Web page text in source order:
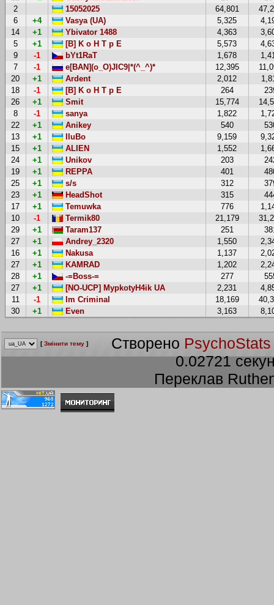
2
15052025 64,801
6
+4 Vasya (UA) 5,325
14
+1 Ybivator 1488 4,363
5
+1 [B] K o H T p E 5,573
9
-1 bYt1RaT 1,678
7
-1 e[BAN](o_O)JIC9|*(^_^)* 12,395
20
+1 Ardent 2,012
18
-1 [B] K o H T p E 264
26
+1 Smit 15,774
8
-1 sanya 1,822
22
+1 Anikey 540
13
+1 IIuBo 9,159
15
+1 ALIEN 1,552
24
+1 Unikov 203
19
+1 REPPA 401
25
+1 s/s 312
23
+1 HeadShot 315
17
+1 Temuwka 776
10
-1 Termik80 21,179
29
+1 Taram137 251
27
+1 Andrey_2320 1,550
16
+1 Nakusa 1,137
27
+1 KAMRAD 1,202
28
+1 -=Boss-= 277
27
+1 [NO-UCP] MypkotyH4ik UA 2,231
11
-1 Im Criminal 18,169
30
+1 Even 3,163
[Змінити тему ] Створено
0.02721
Переклав